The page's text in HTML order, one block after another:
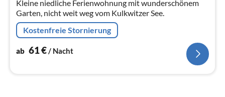
Kleine niedliche Ferienwohnung mit wunderschönem
Garten, nicht weit weg vom Kulkwitzer See.
Kostenfreie Stornierung
ab 61€/ Nacht